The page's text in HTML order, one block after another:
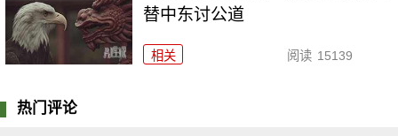
替中东讨公道
相关 阅读 15139
热门评论